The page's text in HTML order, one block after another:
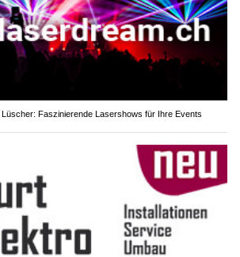
Faszinierende Lasershows für Ihre Events